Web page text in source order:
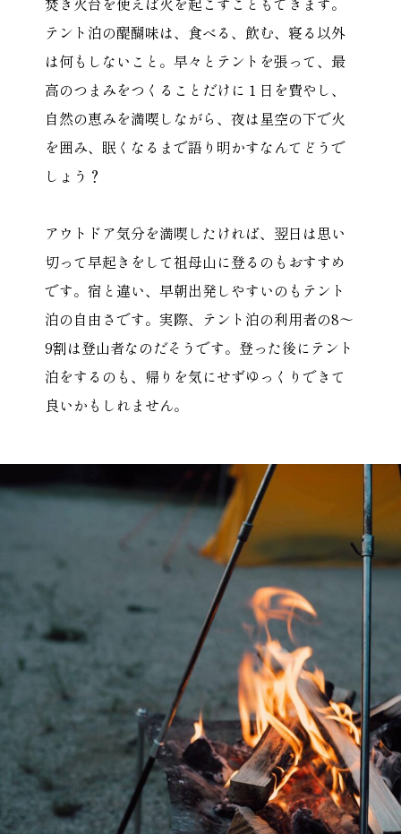
テント泊の醍醐味は、食べる、飲む、寝る以外
は何もしないこと。早々とテントを張って、最
高のつまみをつくることだけに１日を費やし、
自然の恵みを満喫しながら、夜は星空の下で火
を囲み、眠くなるまで語り明かすなんてどうで
しょう？
アウトドア気分を満喫したければ、翌日は思い
切って早起きをして祖母山に登るのもおすすめ
です。宿と違い、早朝出発しやすいのもテント
泊の自由さです。実際、テント泊の利用者の8〜
9割は登山者なのだそうです。登った後にテント
泊をするのも、帰りを気にせずゆっくりできて
良いかもしれません。